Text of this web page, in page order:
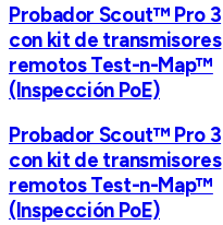
Probador Scout™ Pro 3
con kit de transmisores
remotos Test-n-Map™
(Inspección PoE)
Probador Scout™ Pro 3
con kit de transmisores
remotos Test-n-Map™
(Inspección PoE)